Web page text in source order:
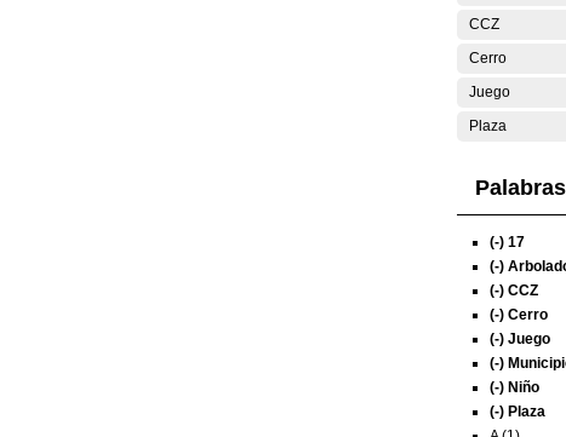
CCZ
Cerro
Juego
Plaza
(-) 17
(-)
(-) CCZ
(-) Cerro
(-) Juego
(-)
(-) Niño
(-) Plaza